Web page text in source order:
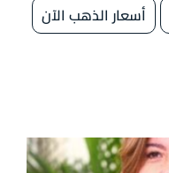
أسعار الذهب الآن